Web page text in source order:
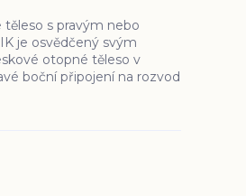
těleso s pravým nebo
je osvědčený svým
otopné těleso v
boční připojení na rozvod